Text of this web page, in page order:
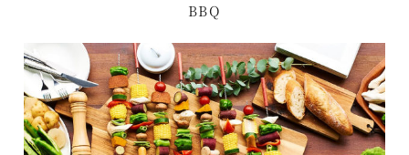
BBQ